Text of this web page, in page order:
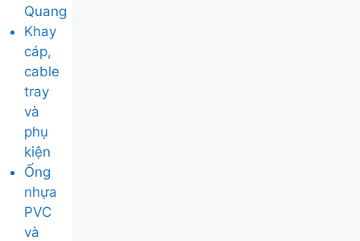
Quang
Khay
cáp,
cable
tray
và
phụ
kiện
Ống
nhựa
PVC
và